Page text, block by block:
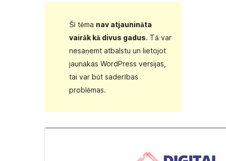
Šī tēma nav atjaunināta
vairāk kā divus gadus. Tā var
nesaņemt atbalstu un lietojot
jaunākās WordPress versijas,
tai var būt saderības
problēmas.